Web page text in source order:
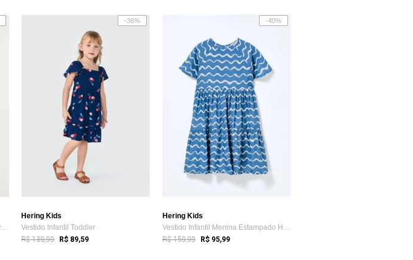
Vestido Infantil Curto Estampado Hering
-36%
Hering Kids
Vestido Infantil Toddler
R$ 139,99 R$ 89,59
-40%
Hering Kids
Vestido Infantil Menina Estampado Hering
R$ 159,99 R$ 95,99